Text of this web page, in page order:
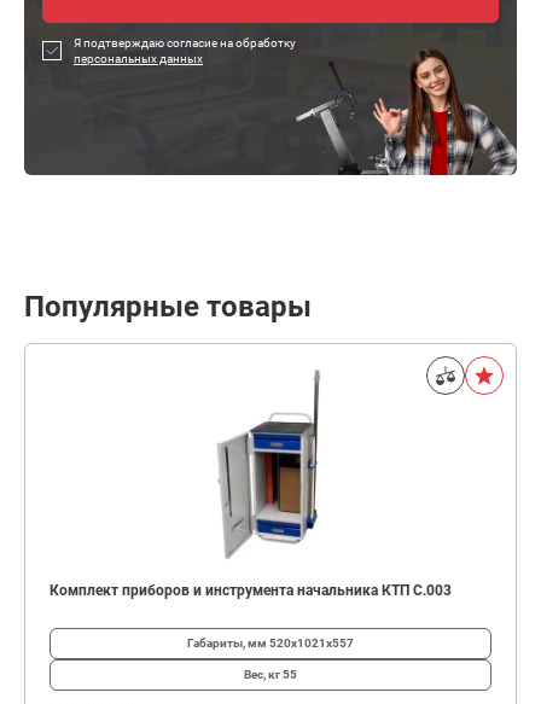
Я подтверждаю согласие на обработку
персональных данных
Популярные товары
Комплект приборов и инструмента начальника КТП C.003
Габариты, мм 520х1021х557
Вес, кг55